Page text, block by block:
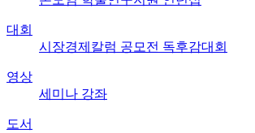
대회
시장경제칼럼 공모전 독후감대회
영상
세미나 강좌
도서